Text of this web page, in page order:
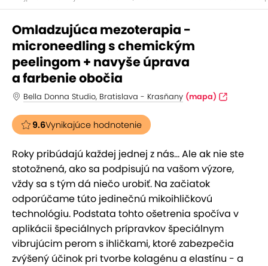
Omladzujúca mezoterapia -
microneedling s chemickým
peelingom + navyše úprava
a farbenie obočia
Bella Donna Studio, Bratislava - Krasňany (mapa)
9.6Vynikajúce hodnotenie
Roky pribúdajú každej jednej z nás... Ale ak nie ste
stotožnená, ako sa podpisujú na vašom výzore,
vždy sa s tým dá niečo urobiť. Na začiatok
odporúčame túto jedinečnú mikoihličkovú
technológiu. Podstata tohto ošetrenia spočíva v
aplikácii špeciálnych prípravkov špeciálnym
vibrujúcim perom s ihličkami, ktoré zabezpečia
zvýšený účinok pri tvorbe kolagénu a elastínu - a